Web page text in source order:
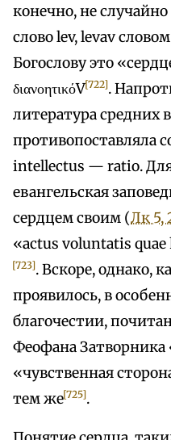
конечно, не
слово lev, levav
Богослову это
διανοητικόV[722].
литература средних
противопоставляла
intellectus — ratio.
евангельская
сердцем своим (Лк 5,
«actus voluntatis
[723]. Вскоре, однако,
проявилось, в
благочестии,
Феофана Затворника
«чувственная
тем же[725].